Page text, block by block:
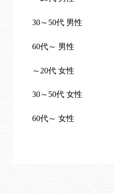
30～50代 男性
60代～ 男性
～20代 女性
30～50代 女性
60代～ 女性